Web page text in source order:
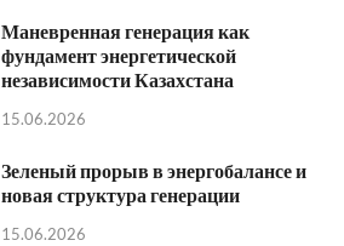
Маневренная генерация как
фундамент энергетической
независимости Казахстана
15.06.2026
Зеленый прорыв в энергобалансе и
новая структура генерации
15.06.2026